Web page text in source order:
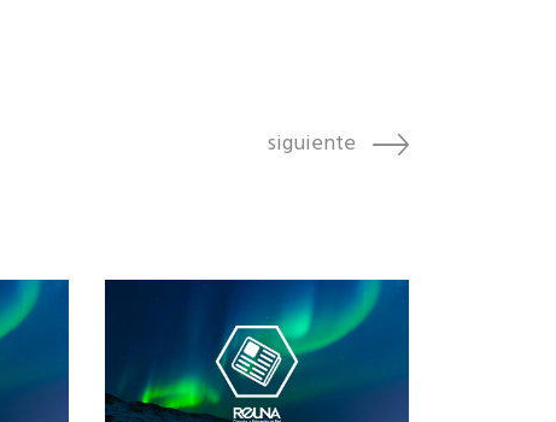
siguiente